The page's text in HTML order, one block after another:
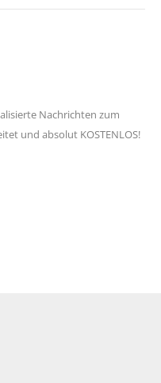
Nachrichten zum
und absolut KOSTENLOS!